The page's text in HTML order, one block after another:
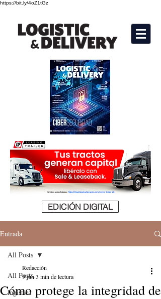
https://bit.ly/4oZ1tGz
EDICIÓN DIGITAL
Entrada
All Posts
logistica
All Posts
Cómo protege la integridad de
Redacción
9 jun 3 min de lectura